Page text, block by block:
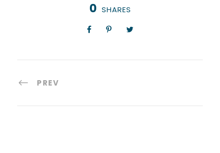
0 SHARES
PREV